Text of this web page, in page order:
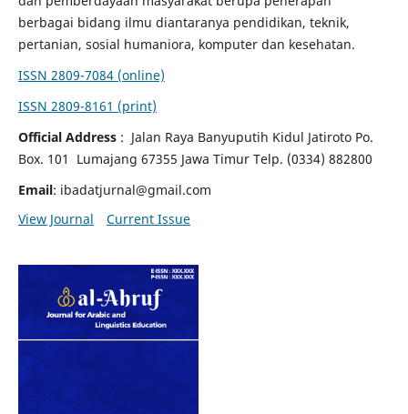
berbagai bidang ilmu diantaranya pendidikan, teknik,
pertanian, sosial humaniora, komputer dan kesehatan.
ISSN 2809-7084 (online)
ISSN 2809-8161 (print)
Official Address: Jalan Raya Banyuputih Kidul Jatiroto Po.
Box. 101 Lumajang 67355 Jawa Timur Telp. (0334) 882800
Email: ibadatjurnal@gmail.com
View Journal
Current Issue